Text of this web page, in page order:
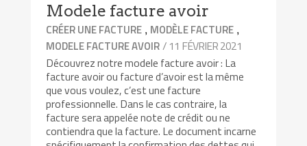
Modele facture avoir
CRÉER UNE FACTURE , MODÈLE FACTURE ,
MODELE FACTURE AVOIR/ 11 FÉVRIER 2021
Découvrez notre modele facture avoir : La
facture avoir ou facture d’avoir est la même
que vous voulez, c’est une facture
professionnelle. Dans le cas contraire, la
facture sera appelée note de crédit ou ne
contiendra que la facture. Le document incarne